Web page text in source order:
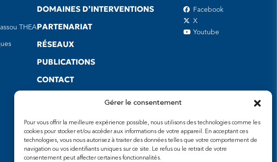
Gérer le consentement
Pour vous offrir la meilleure expérience possible, nous utilisons des technologies comme les
cookies pour stocker et/ou accéder aux informations de votre appareil. En acceptant ces
technologies, vous nous autorisez à traiter des données telles que votre comportement de
navigation ou vos identifiants uniques sur ce site. Le refus ou le retrait de votre
consentement peut affecter certaines fonctionnalités.
THEA
DOMAINES D’INTERVENTIONS
PARTENARIAT
RÉSEAUX
PUBLICATIONS
CONTACT
Facebook
X
Youtube